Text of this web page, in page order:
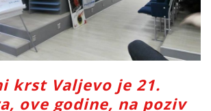
krst Valjevo je 21.
ove godine, na poziv